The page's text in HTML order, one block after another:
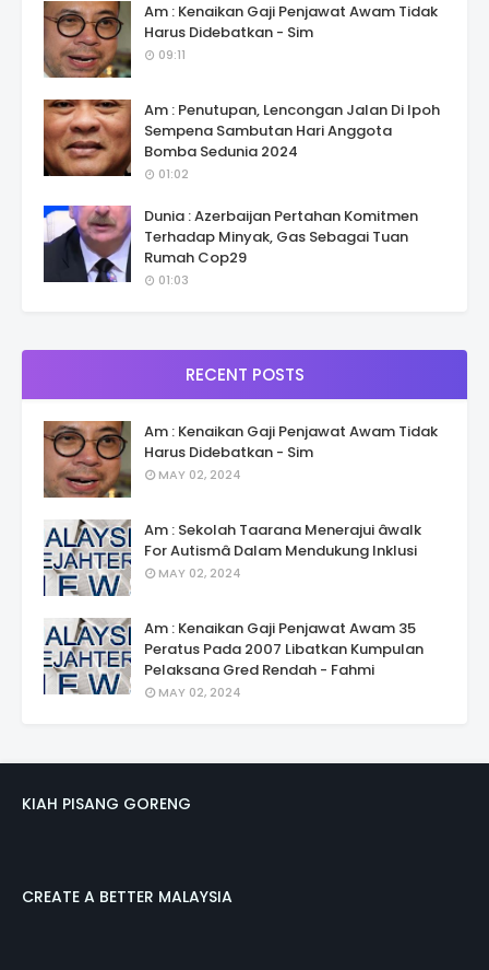
Am : Kenaikan Gaji Penjawat Awam Tidak
Harus Didebatkan - Sim
09:11
Am : Penutupan, Lencongan Jalan Di Ipoh
Sempena Sambutan Hari Anggota
Bomba Sedunia 2024
01:02
Dunia : Azerbaijan Pertahan Komitmen
Terhadap Minyak, Gas Sebagai Tuan
Rumah Cop29
01:03
RECENT POSTS
Am : Kenaikan Gaji Penjawat Awam Tidak
Harus Didebatkan - Sim
MAY 02, 2024
Am : Sekolah Taarana Menerajui âwalk
For Autismâ Dalam Mendukung Inklusi
MAY 02, 2024
Am : Kenaikan Gaji Penjawat Awam 35
Peratus Pada 2007 Libatkan Kumpulan
Pelaksana Gred Rendah - Fahmi
MAY 02, 2024
KIAH PISANG GORENG
CREATE A BETTER MALAYSIA